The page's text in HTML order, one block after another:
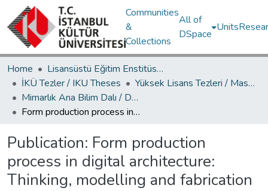
Communities
&
Collections
All of
DSpace
Units
Home
Lisansüstü Eğitim Enstitüsü / Postgraduate Education Institute
İKÜ Tezler / IKU Theses
Yüksek Lisans Tezleri / Master's Theses
Mimarlık Ana Bilim Dalı / Department of Architecture
Form production process in digital architecture: Thinking, modelling and fabrication
Publication: Form production
process in digital architecture:
Thinking, modelling and fabrication